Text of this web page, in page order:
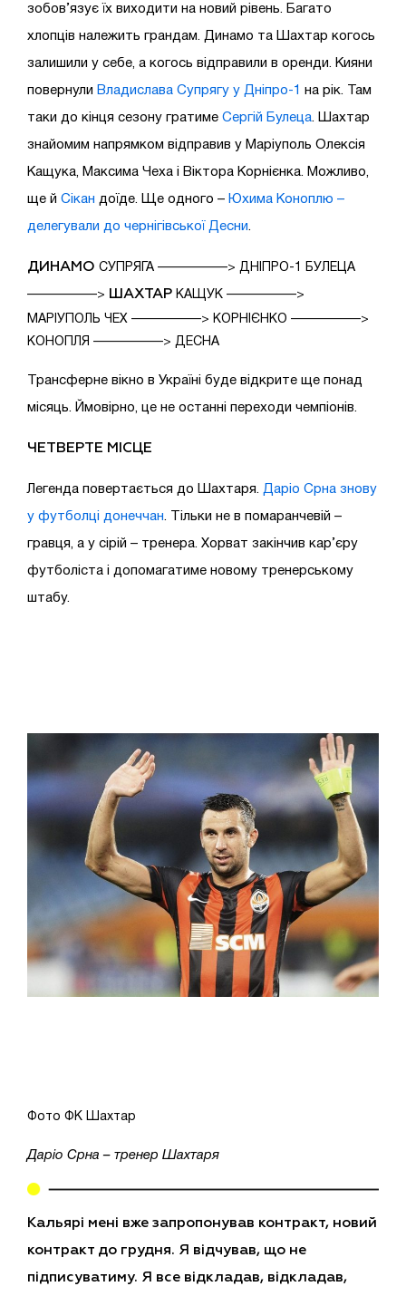
зобов’язує їх виходити на новий рівень. Багато
хлопців належить грандам. Динамо та Шахтар когось
залишили у себе, а когось відправили в оренди. Кияни
повернули Владислава Супрягу у Дніпро-1 на рік. Там
таки до кінця сезону гратиме Сергій Булеца . Шахтар
знайомим напрямком відправив у Маріуполь Олексія
Кащука, Максима Чеха і Віктора Корнієнка. Можливо,
ще й Сікан доїде. Ще одного – Юхима Коноплю –
делегували до чернігівської Десни
ДИНАМО СУПРЯГА —————–> ДНІПРО-1 БУЛЕЦА
—————–> ШАХТАР КАЩУК —————–>
МАРІУПОЛЬ ЧЕХ —————–> КОРНІЄНКО —————–>
КОНОПЛЯ —————–> ДЕСНА
Трансферне вікно в Україні буде відкрите ще понад
місяць. Ймовірно, це не останні переходи чемпіонів.
ЧЕТВЕРТЕ МІСЦЕ
Легенда повертається до Шахтаря. Даріо Срна знову
у футболці донеччан . Тільки не в помаранчевій –
гравця, а у сірій – тренера. Хорват закінчив кар’єру
футболіста і допомагатиме новому тренерському
штабу.
Фото ФК Шахтар
Даріо Срна – тренер Шахтаря
Кальярі мені вже запропонував контракт, новий
контракт до грудня. Я відчував, що не
підписуватиму. Я все відкладав, відкладав,